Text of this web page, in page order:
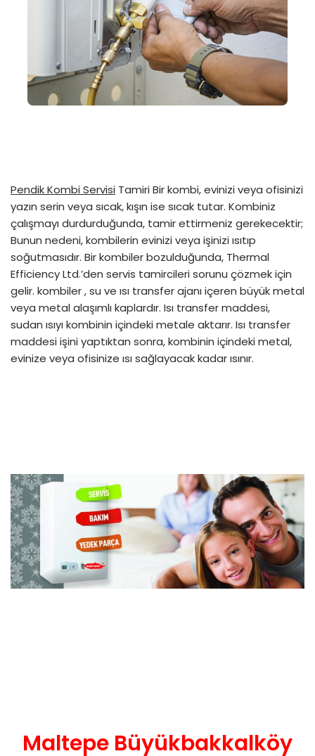
Pendik Kombi Servisi Tamiri Bir kombi, evinizi veya ofisinizi
yazın serin veya sıcak, kışın ise sıcak tutar. Kombiniz
çalışmayı durdurduğunda, tamir ettirmeniz gerekecektir;
Bunun nedeni, kombilerin evinizi veya işinizi ısıtıp
soğutmasıdır. Bir kombiler bozulduğunda, Thermal
Efficiency Ltd.’den servis tamircileri sorunu çözmek için
gelir. kombiler , su ve ısı transfer ajanı içeren büyük metal
veya metal alaşımlı kaplardır. Isı transfer maddesi,
sudan ısıyı kombinin içindeki metale aktarır. Isı transfer
maddesi işini yaptıktan sonra, kombinin içindeki metal,
evinize veya ofisinize ısı sağlayacak kadar ısınır.
Maltepe Büyükbakkalköy